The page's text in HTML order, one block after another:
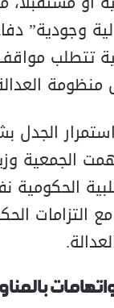
وجودية”
تتطلب
منظومة
الجدل
الجمعية
التزامات